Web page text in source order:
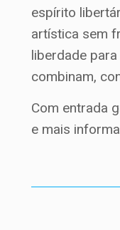
espírito
artística sem
liberdade
combinam,
Com entrada
e mais